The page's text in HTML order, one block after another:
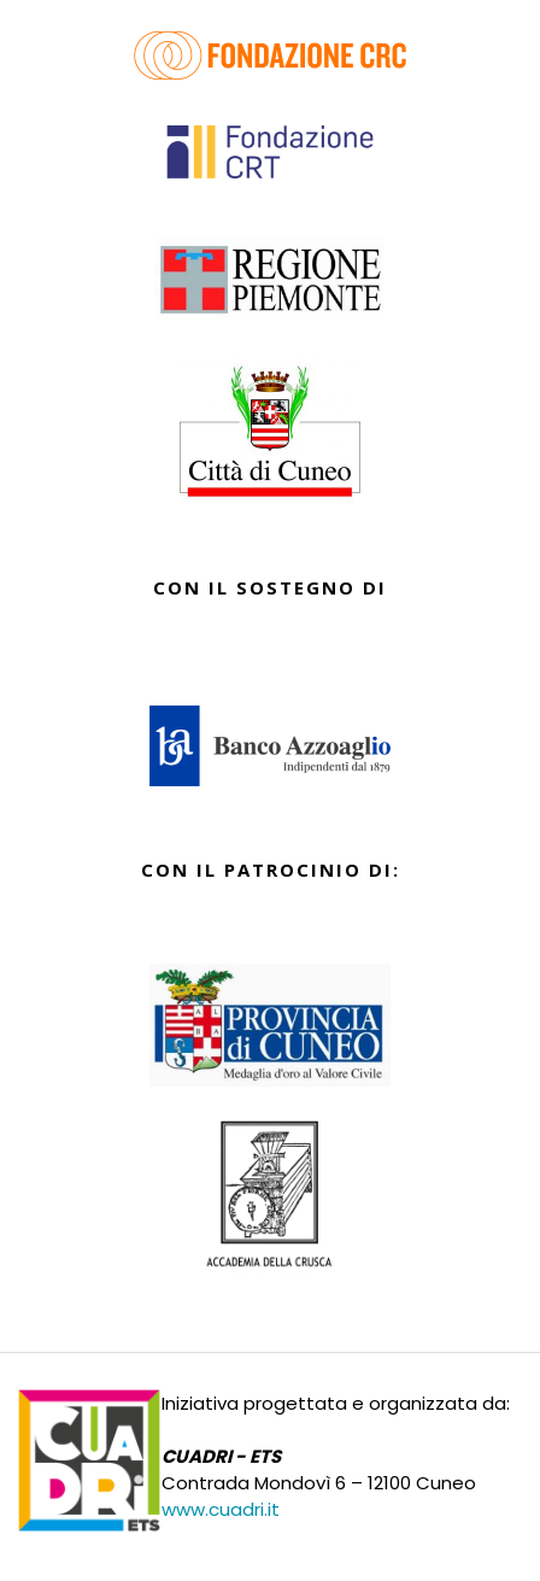
CON IL SOSTEGNO DI
CON IL PATROCINIO DI:
Iniziativa progettata e organizzata da:
CUADRI - ETS
Contrada Mondovì 6 – 12100 Cuneo
www.cuadri.it